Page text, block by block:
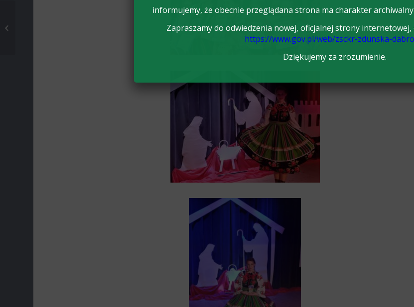
informujemy, że obecnie przeglądana strona ma charakter
Zapraszamy do odwiedzenia nowej, oficjalnej strony
https://www.gov.pl/web/zsckr-zdunska-
Dziękujemy za zrozumienie.